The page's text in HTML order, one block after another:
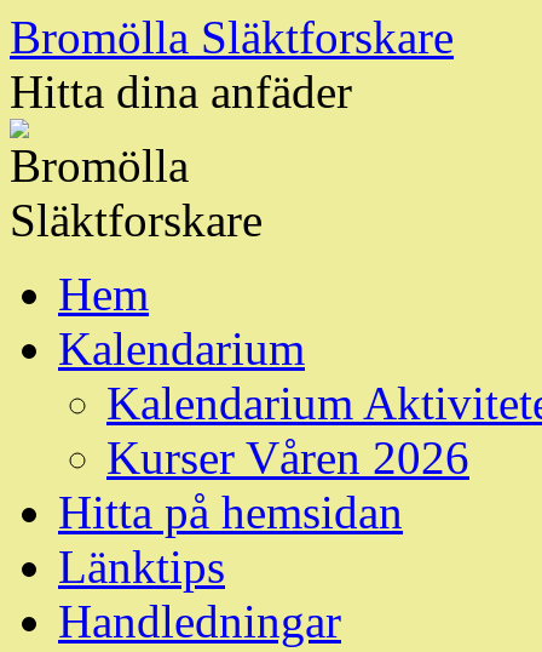
Hoppa
till
innehåll
Bromölla Släktforskare
Hitta dina anfäder
Hem
Kalendarium
Kalendarium
Kurser Våren 2026
Hitta på hemsidan
Länktips
Handledningar